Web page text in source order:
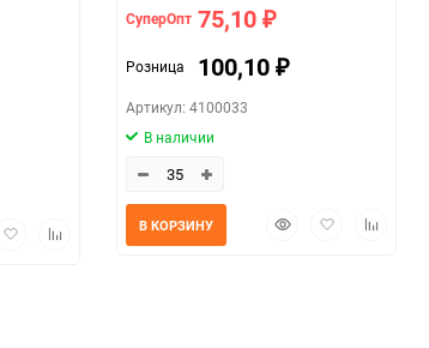
ДобавитьДобавить
СуперОпт 75,10 ₽
Розница 100,10 ₽
Артикул: 4100033
В наличии
БыстрыйДобавить
В КОРЗИНУ